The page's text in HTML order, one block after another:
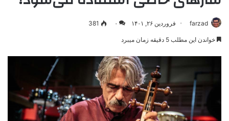
farzad فروردین ۲۶, ۱۴۰۱ ۰ 381
خواندن این مطلب 5 دقیقه زمان میبرد